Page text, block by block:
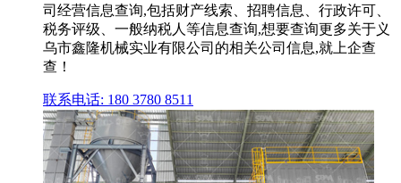
司经营信息查询,包括财产线索、招聘信息、行政许可、
税务评级、一般纳税人等信息查询,想要查询更多关于义
乌市鑫隆机械实业有限公司的相关公司信息,就上企查
查！
联系电话: 180 3780 8511